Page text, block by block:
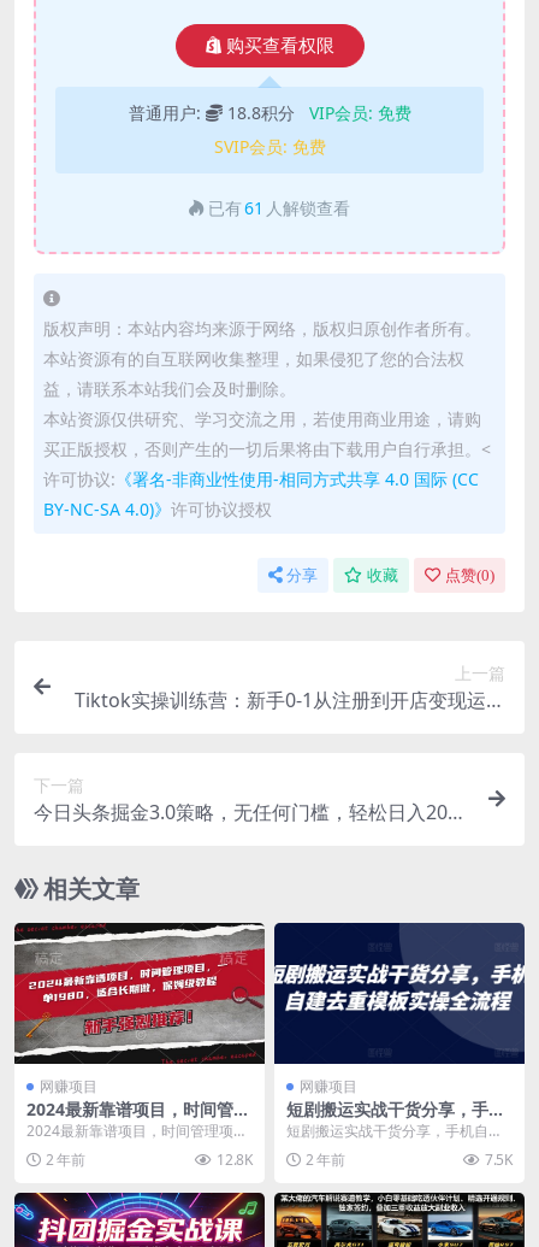
购买查看权限
普通用户: 18.8积分 VIP会员: 免费
SVIP会员: 免费
已有61 人解锁查看
版权声明：本站内容均来源于网络，版权归原创作者所有。
本站资源有的自互联网收集整理，如果侵犯了您的合法权
益，请联系本站我们会及时删除。
本站资源仅供研究、学习交流之用，若使用商业用途，请购
买正版授权，否则产生的一切后果将由下载用户自行承担。<
许可协议: 《署名-非商业性使用-相同方式共享 4.0 国际 (CC
BY-NC-SA 4.0)》 许可协议授权
分享 收藏 点赞(0)
上一篇
Tiktok实操训练营：新手0-1从注册到开店变现运营
下一篇
今日头条掘金3.0策略，无任何门槛，轻松日入2000
相关文章
网赚项目
2024最新靠谱项目，时间管理
项目，收徒一单1980，适合长
期做，保姆级教程【揭秘】
2024最新靠谱项目，时间管理项
目，收徒一单1980，适合长期做，
保姆级教程【揭...
2 年前 12.8K
网赚项目
短剧搬运实战干货分享，手机
自建去重模板实操全流程
短剧搬运实战干货分享，手机自建
去重模板实操全流程 最近短剧在私
域和公域都火了，相...
2 年前 7.5K